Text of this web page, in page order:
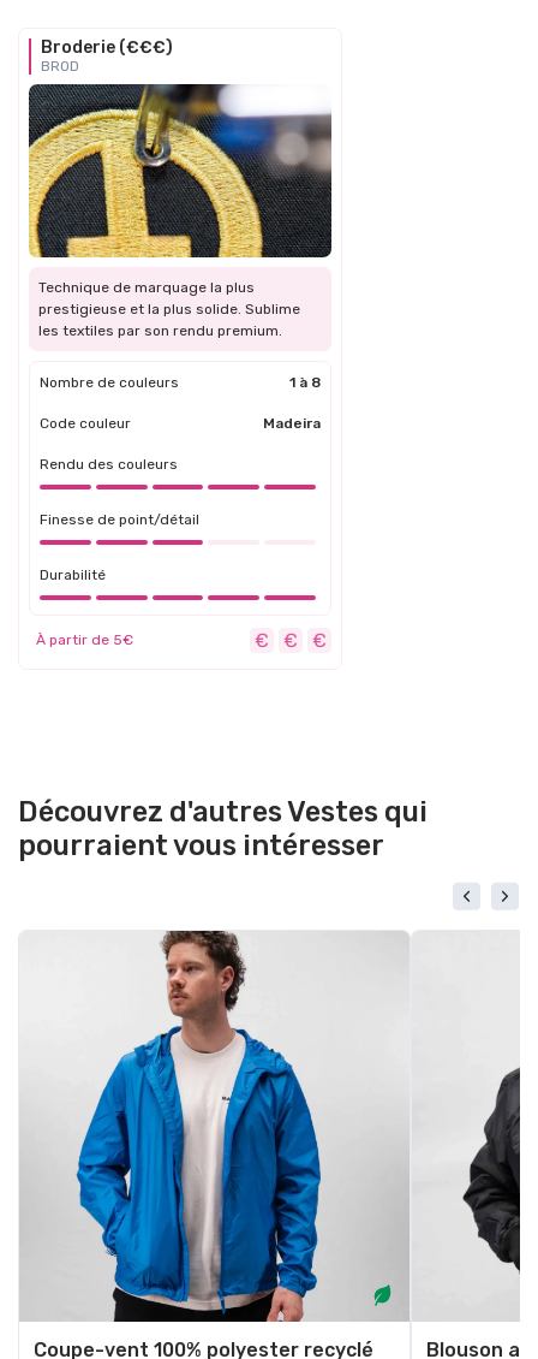
Broderie (€€€)
BROD
Technique de marquage la plus
prestigieuse et la plus solide. Sublime
les textiles par son rendu premium.
Nombre de couleurs 1 à 8
Code couleur Madeira
Rendu des couleurs
Finesse de point/détail
Durabilité
À partir de 5€
Découvrez d'autres Vestes qui
pourraient vous intéresser
Coupe-vent 100% polyester recyclé
Blouson